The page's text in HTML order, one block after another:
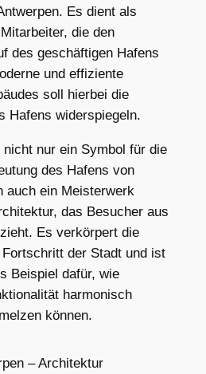
Es dient als
die den
des geschäftigen Hafens
und effiziente
soll hierbei die
Hafens widerspiegeln.
nur ein Symbol für die
des Hafens von
auch ein Meisterwerk
das Besucher aus
Es verkörpert die
der Stadt und ist
Beispiel dafür, wie
harmonisch
können.